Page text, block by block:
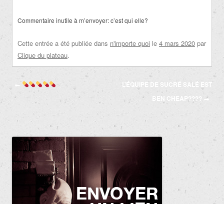
Commentaire inutile à m’envoyer: c’est qui elle?
Cette entrée a été publiée dans n'importe quoi le 4 mars 2020 par
Clique du plateau.
Navigation
des
←
L’ÉQUIPE DE SUCRÉ SALÉ EST
BEN CHEAP???? →